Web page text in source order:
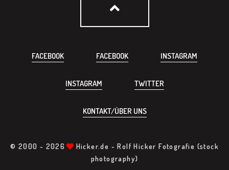
FACEBOOK FACEBOOK INSTAGRAM
INSTAGRAM TWITTER
KONTAKT/ÜBER UNS
© 2000 - 2026
Hicker.de - Rolf Hicker Fotografie (stock
photography)